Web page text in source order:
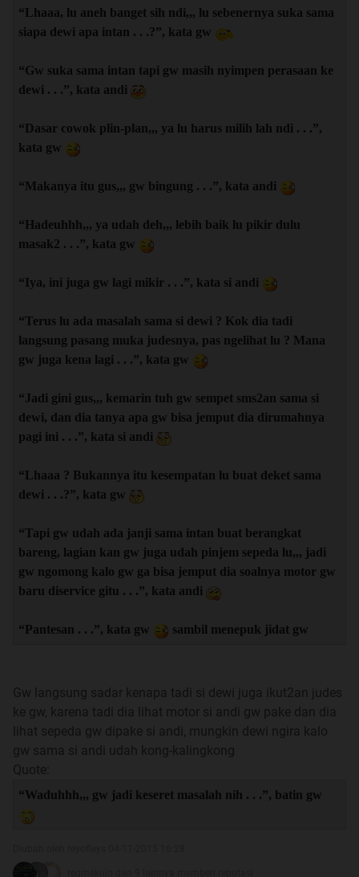
“Lhaaa, lu aneh banget sih ndi,,, lu sebenernya suka sama
siapa dewi apa intan . . .?”, kata gw
“Gw suka sama intan tapi gw masih nyimpen perasaan ke
dewi . . .”, kata andi
“Dasar cowok plin-plan,,, ya lu harus milih lah ndi . . .”,
kata gw
“Makanya itu gus,,, gw bingung . . .”, kata andi
“Hadeuhhh,,, ya udah deh,,, lebih baik lu pikir dulu
masak2 . . .”, kata gw
“Iya, ini juga gw lagi mikir . . .”, kata si andi
“Terus lu ada masalah sama si dewi ? Kok dia tadi
langsung pasang muka judesnya, pas ngelihat lu ? Mana
gw juga kena lagi . . .”, kata gw
“Jadi gini gus,,, kemarin tuh gw sempet sms2an sama si
dewi, dan dia tanya apa gw bisa jemput dia dirumahnya
pagi ini . . .”, kata si andi
“Lhaaa ? Bukannya itu kesempatan lu buat deket sama
dewi . . .?”, kata gw
“Tapi gw udah ada janji sama intan buat berangkat
bareng, lagian kan gw juga udah pinjem sepeda lu,,, jadi
gw ngomong kalo gw ga bisa jemput dia soalnya motor gw
baru diservice gitu . . .”, kata andi
“Pantesan . . .”, kata gw sambil menepuk jidat gw
Gw langsung sadar kenapa tadi si dewi juga ikut2an judes
ke gw, karena tadi dia lihat motor si andi gw pake dan dia
lihat sepeda gw dipake si andi, mungkin dewi ngira kalo
gw sama si andi udah kong-kalingkong
Quote:
“Waduhhh,,, gw jadi keseret masalah nih . . .”, batin gw